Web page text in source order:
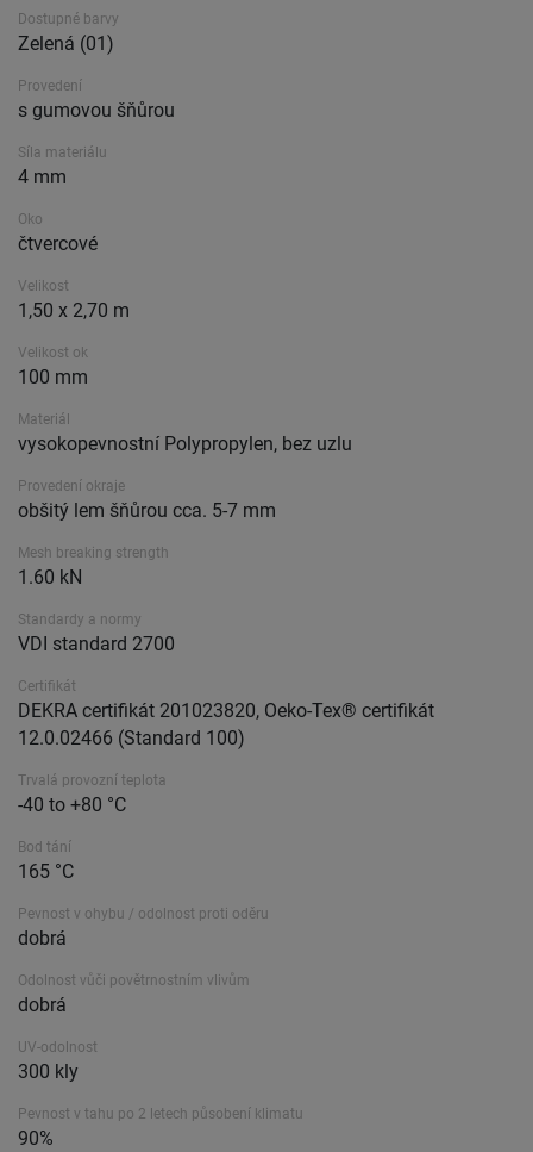
Dostupné barvy
Zelená (01)
Provedení
s gumovou šňůrou
Síla materiálu
4 mm
Oko
čtvercové
Velikost
1,50 x 2,70 m
Velikost ok
100 mm
Materiál
vysokopevnostní Polypropylen, bez uzlu
Provedení okraje
obšitý lem šňůrou cca. 5-7 mm
Mesh breaking strength
1.60 kN
Standardy a normy
VDI standard 2700
Certifikát
DEKRA certifikát 201023820, Oeko-Tex® certifikát
12.0.02466 (Standard 100)
Trvalá provozní teplota
-40 to +80 °C
Bod tání
165 °C
Pevnost v ohybu / odolnost proti oděru
dobrá
Odolnost vůči povětrnostním vlivům
dobrá
UV-odolnost
300 kly
Pevnost v tahu po 2 letech působení klimatu
90%